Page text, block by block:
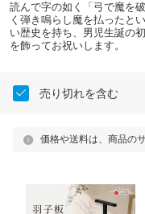
読んで字の如く「弓で魔を
く弾き鳴らし魔を払ったと
い歴史を持ち、男児生誕の
を飾ってお祝いします。
売り切れを含む
価格や送料は、商品の